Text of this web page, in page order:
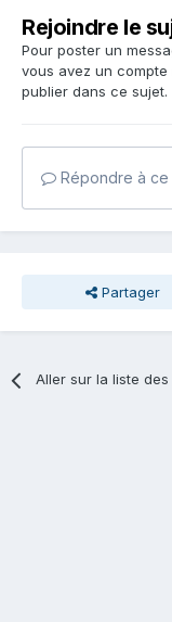
Rejoindre le
Pour poster un
vous avez un compte
publier dans ce sujet.
Répondre à
Partager
Aller sur la liste des